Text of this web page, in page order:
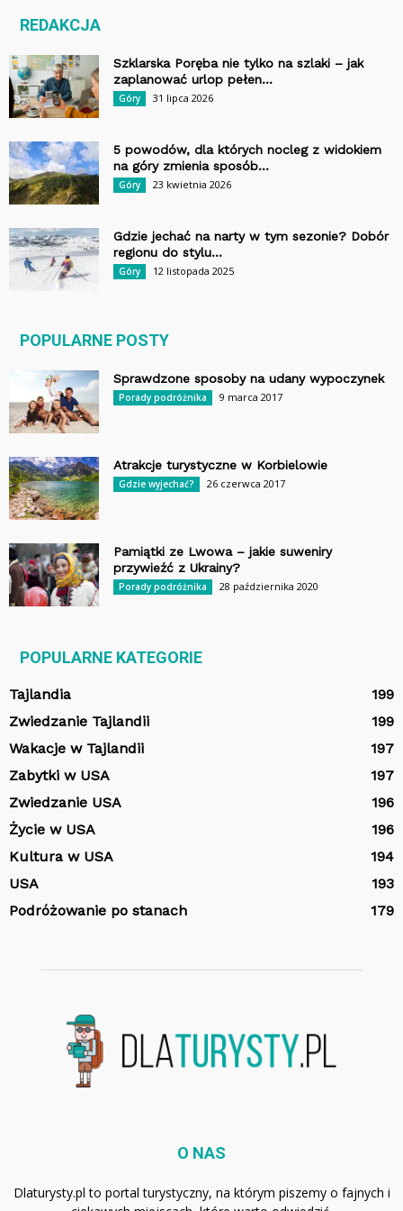
REDAKCJA
Szklarska Poręba nie tylko na szlaki – jak
zaplanować urlop pełen...
Góry 31 lipca 2026
5 powodów, dla których nocleg z widokiem
na góry zmienia sposób...
Góry 23 kwietnia 2026
Gdzie jechać na narty w tym sezonie? Dobór
regionu do stylu...
Góry 12 listopada 2025
POPULARNE POSTY
Sprawdzone sposoby na udany wypoczynek
Porady podróżnika 9 marca 2017
Atrakcje turystyczne w Korbielowie
Gdzie wyjechać? 26 czerwca 2017
Pamiątki ze Lwowa – jakie suweniry
przywieźć z Ukrainy?
Porady podróżnika 28 października 2020
POPULARNE KATEGORIE
Tajlandia
199
Zwiedzanie Tajlandii
199
Wakacje w Tajlandii
197
Zabytki w USA
197
Zwiedzanie USA
196
Życie w USA
196
Kultura w USA
194
USA
193
Podróżowanie po stanach
179
O NAS
Dlaturysty.pl to portal turystyczny, na którym piszemy o fajnych i